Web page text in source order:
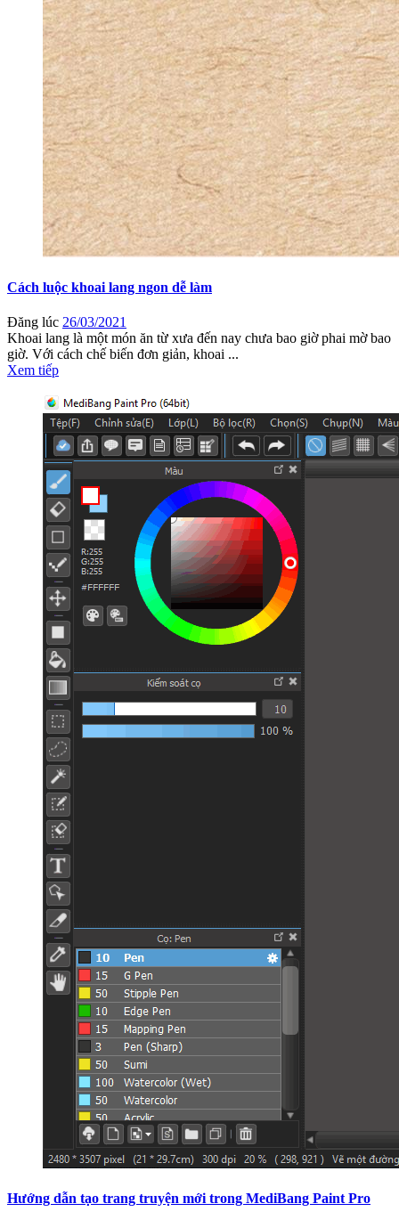
Cách luộc khoai lang ngon dễ làm
Đăng lúc 26/03/2021
Khoai lang là một món ăn từ xưa đến nay chưa bao giờ phai mờ bao
giờ. Với cách chế biến đơn giản, khoai ...
Xem tiếp
Hướng dẫn tạo trang truyện mới trong MediBang Paint Pro